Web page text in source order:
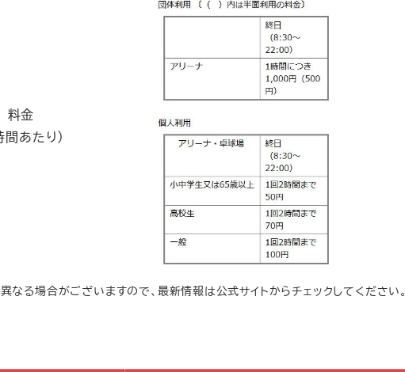
料金
間あたり）
なる場合がございますので、最新情報は公式サイトからチェックしてください。